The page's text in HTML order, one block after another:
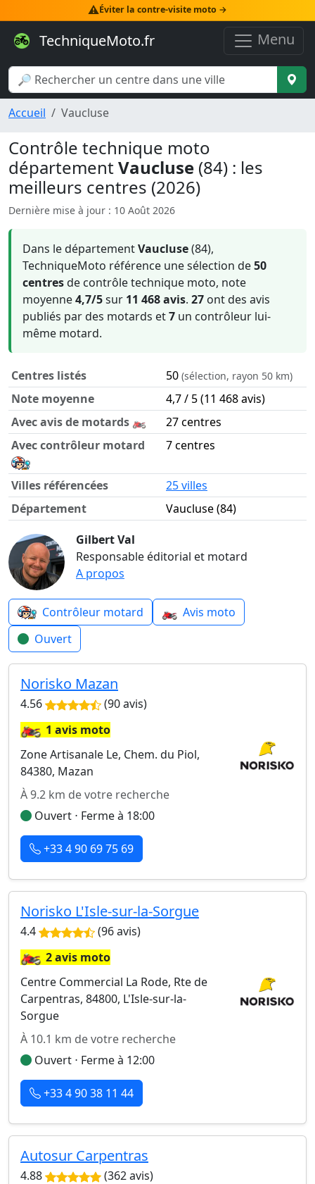
⚠️Éviter la contre-visite moto →
TechniqueMoto.fr Menu
Accueil Vaucluse
Contrôle technique moto
départementVaucluse (84) : les
meilleurs centres (2026)
Dernière mise à jour : 10 Août 2026
Dans le départementVaucluse(84),
TechniqueMoto référence une sélection de50
centresde contrôle technique moto, note
moyenne4,7/5sur 11 468 avis. 27 ont des avis
publiés par des motards et7 un contrôleur lui-
même motard.
Centres listés 50 (sélection, rayon 50 km)
Note moyenne
4,7 / 5 (11 468 avis)
Avec avis de motards 🏍️
27 centres
Avec contrôleur motard
7 centres
Villes référencées
25 villes
Département
Vaucluse (84)
Gilbert Val
Responsable éditorial et motard
A propos
Contrôleur motard 🏍️ Avis moto
Ouvert
Norisko Mazan
4.56 (90 avis)
🏍️1 avis moto
Zone Artisanale Le, Chem. du Piol,
84380, Mazan
À 9.2 km de votre recherche
Ouvert ⋅ Ferme à 18:00
+33 4 90 69 75 69
Norisko L'Isle-sur-la-Sorgue
4.4 (96 avis)
🏍️2 avis moto
Centre Commercial La Rode, Rte de
Carpentras, 84800, L'Isle-sur-la-
Sorgue
À 10.1 km de votre recherche
Ouvert ⋅ Ferme à 12:00
+33 4 90 38 11 44
Autosur Carpentras
4.88 (362 avis)